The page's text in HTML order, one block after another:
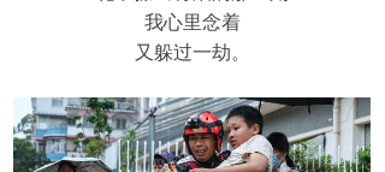
我心里念着
又躲过一劫。